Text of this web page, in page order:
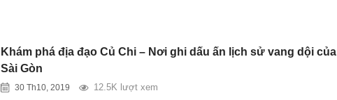
Khám phá địa đạo Củ Chi – Nơi ghi dấu ấn lịch sử vang dội của
Sài Gòn
30 Th10, 2019
12.5K lượt xem